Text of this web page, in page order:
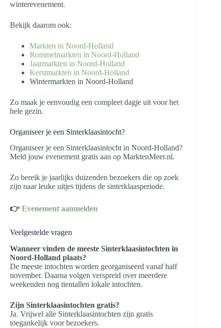
winterevenement.
Bekijk daarom ook:
Markten in Noord-Holland
Rommelmarkten in Noord-Holland
Jaarmarkten in Noord-Holland
Kerstmarkten in Noord-Holland
Wintermarkten in Noord-Holland
Zo maak je eenvoudig een compleet dagje uit voor het
hele gezin.
Organiseer je een Sinterklaasintocht?
Organiseer je een Sinterklaasintocht in Noord-Holland?
Meld jouw evenement gratis aan op MarktenMeer.nl.
Zo bereik je jaarlijks duizenden bezoekers die op zoek
zijn naar leuke uitjes tijdens de sinterklaasperiode.
👉 Evenement aanmelden
Veelgestelde vragen
Wanneer vinden de meeste Sinterklaasintochten in
Noord-Holland plaats?
De meeste intochten worden georganiseerd vanaf half
november. Daarna volgen verspreid over meerdere
weekenden nog tientallen lokale intochten.
Zijn Sinterklaasintochten gratis?
Ja. Vrijwel alle Sinterklaasintochten zijn gratis
toegankelijk voor bezoekers.